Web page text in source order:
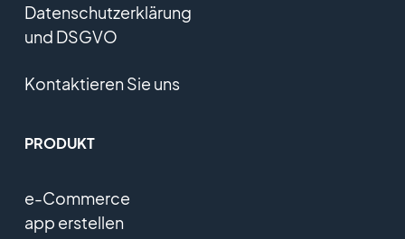
Datenschutzerklärung
und DSGVO
Kontaktieren Sie uns
PRODUKT
e-Commerce
app erstellen